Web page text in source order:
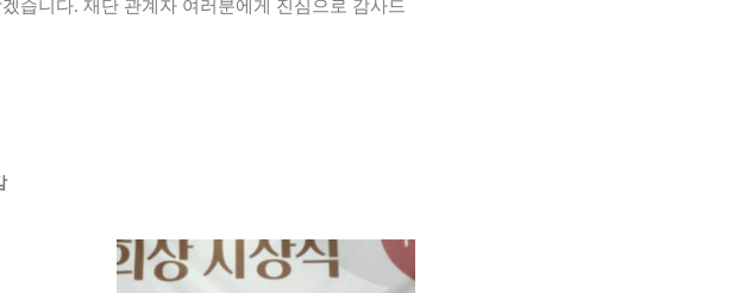
습니다. 재단 관계자 여러분에게 진심으로 감사드